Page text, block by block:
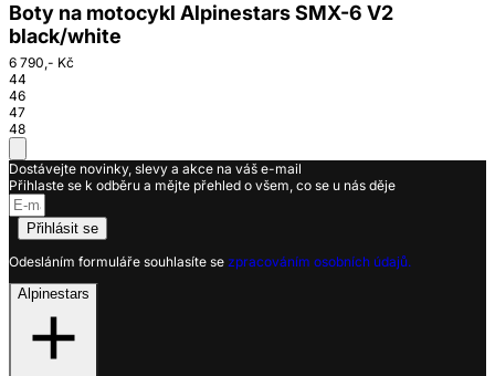
Boty na motocykl Alpinestars SMX-6 V2
black/white
6 790,- Kč
44
46
47
48
Dostávejte novinky, slevy a akce na váš e-mail
Přihlaste se k odběru a mějte přehled o všem, co se u nás děje
Přihlásit se
Odesláním formuláře souhlasíte se zpracováním osobních údajů.
Alpinestars